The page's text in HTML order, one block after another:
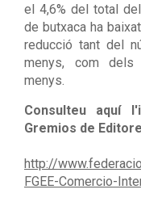
el 4,6% del total
de butxaca ha
reducció tant del
menys, com dels
menys.
Consulteu aquí
Gremios de
http://
FGEE-Comercio-